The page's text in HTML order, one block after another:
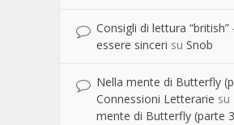
Consigli di lettura “british”
essere sinceri su Snob
Nella mente di Butterfly
Connessioni Letterarie su
mente di Butterfly (parte